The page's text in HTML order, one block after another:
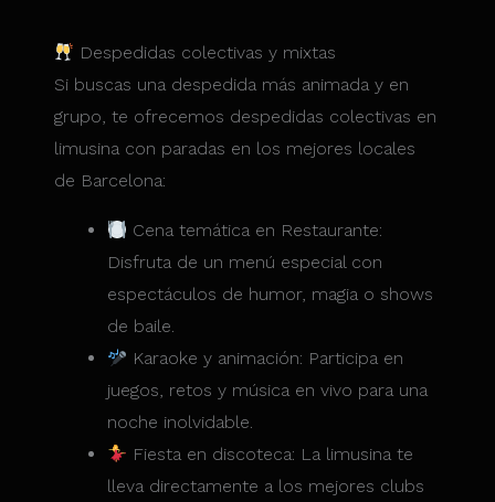
Despedidas colectivas y mixtas
Si buscas una despedida más animada y en
grupo, te ofrecemos despedidas colectivas en
limusina con paradas en los mejores locales
de Barcelona:
Cena temática en Restaurante:
Disfruta de un menú especial con
espectáculos de humor, magia o shows
de baile.
Karaoke y animación: Participa en
juegos, retos y música en vivo para una
noche inolvidable.
Fiesta en discoteca: La limusina te
lleva directamente a los mejores clubs